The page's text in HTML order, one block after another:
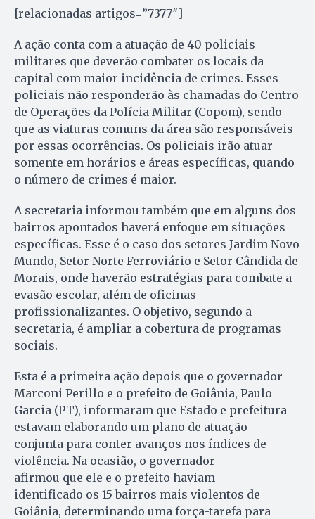
[relacionadas artigos=”7377″]
A ação conta com a atuação de 40 policiais
militares que deverão combater os locais da
capital com maior incidência de crimes. Esses
policiais não responderão às chamadas do Centro
de Operações da Polícia Militar (Copom), sendo
que as viaturas comuns da área são responsáveis
por essas ocorrências. Os policiais irão atuar
somente em horários e áreas específicas, quando
o número de crimes é maior.
A secretaria informou também que em alguns dos
bairros apontados haverá enfoque em situações
específicas. Esse é o caso dos setores Jardim Novo
Mundo, Setor Norte Ferroviário e Setor Cândida de
Morais, onde haverão estratégias para combate a
evasão escolar, além de oficinas
profissionalizantes. O objetivo, segundo a
secretaria, é ampliar a cobertura de programas
sociais.
Esta é a primeira ação depois que o governador
Marconi Perillo e o prefeito de Goiânia, Paulo
Garcia (PT), informaram que Estado e prefeitura
estavam elaborando um plano de atuação
conjunta para conter avanços nos índices de
violência. Na ocasião, o governador
afirmou que ele e o prefeito haviam
identificado os 15 bairros mais violentos de
Goiânia, determinando uma força-tarefa para